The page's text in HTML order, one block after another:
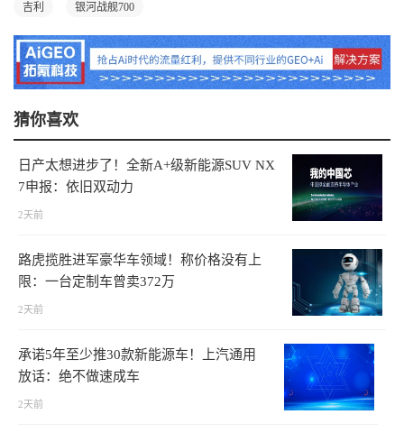
吉利 银河战舰700
猜你喜欢
日产太想进步了！全新A+级新能源SUV NX
7申报：依旧双动力
2天前
路虎揽胜进军豪华车领域！称价格没有上
限：一台定制车曾卖372万
2天前
承诺5年至少推30款新能源车！上汽通用
放话：绝不做速成车
2天前